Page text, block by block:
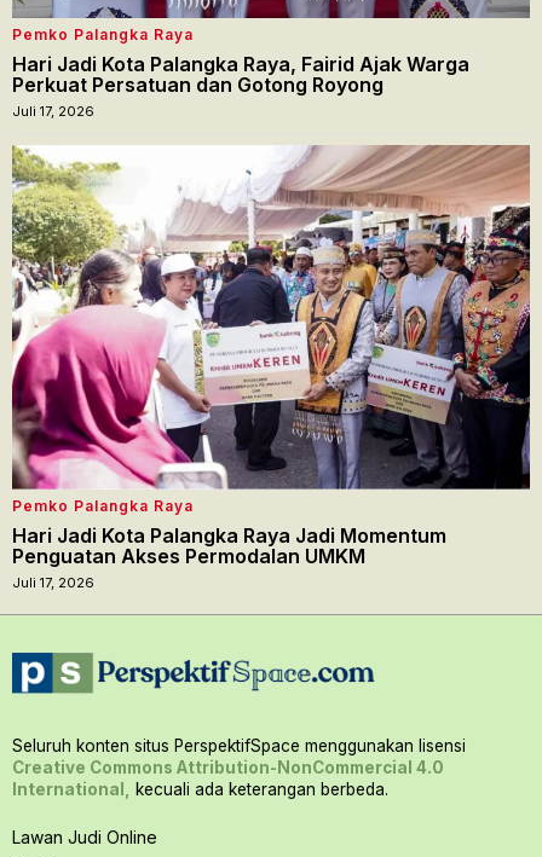
Pemko Palangka Raya
Hari Jadi Kota Palangka Raya, Fairid Ajak Warga
Perkuat Persatuan dan Gotong Royong
Juli 17, 2026
Pemko Palangka Raya
Hari Jadi Kota Palangka Raya Jadi Momentum
Penguatan Akses Permodalan UMKM
Juli 17, 2026
Seluruh konten situs PerspektifSpace menggunakan lisensi
Creative Commons Attribution-NonCommercial 4.0
International,
kecuali ada keterangan berbeda.
Lawan Judi Online